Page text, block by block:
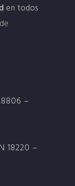
en todos
–
18220 –